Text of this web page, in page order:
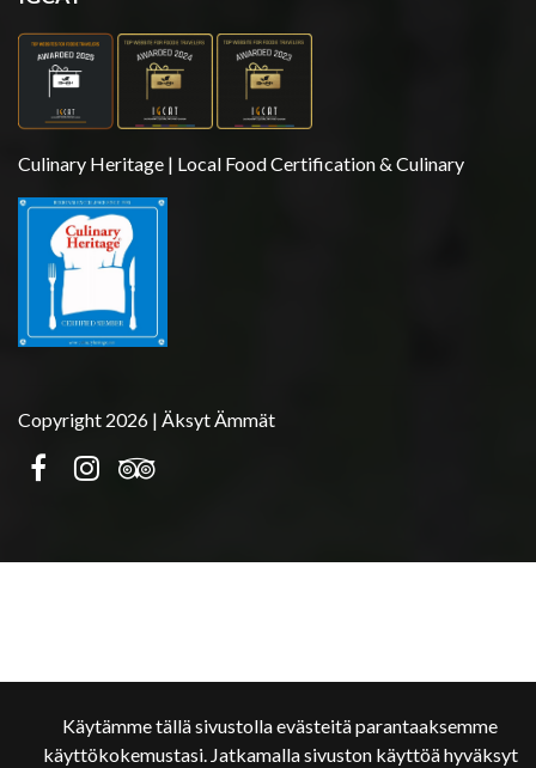
Käytämme tällä sivustolla evästeitä parantaaksemme
käyttökokemustasi. Jatkamalla sivuston käyttöä hyväksyt
Culinary Heritage | Local Food Certification & Culinary
Copyright 2026 | Äksyt Ämmät